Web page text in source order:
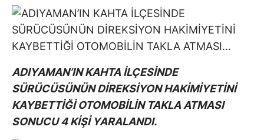
ADIYAMAN’IN KAHTA İLÇESİNDE
SÜRÜCÜSÜNÜN DİREKSİYON HAKİMİYETİNİ
KAYBETTİĞİ OTOMOBİLİN TAKLA ATMASI
SONUCU 4 KİŞİ YARALANDI.